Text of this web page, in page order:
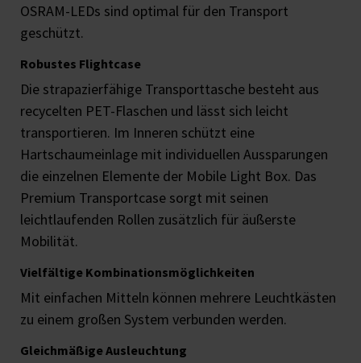
OSRAM-LEDs sind optimal für den Transport
geschützt.
Robustes Flightcase
Die strapazierfähige Transporttasche besteht aus
recycelten PET-Flaschen und lässt sich leicht
transportieren. Im Inneren schützt eine
Hartschaumeinlage mit individuellen Aussparungen
die einzelnen Elemente der Mobile Light Box. Das
Premium Transportcase sorgt mit seinen
leichtlaufenden Rollen zusätzlich für äußerste
Mobilität.
Vielfältige Kombinationsmöglichkeiten
Mit einfachen Mitteln können mehrere Leuchtkästen
zu einem großen System verbunden werden.
Gleichmäßige Ausleuchtung